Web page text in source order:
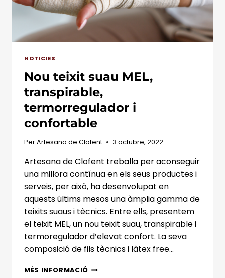
NOTICIES
Nou teixit suau MEL,
transpirable,
termorregulador i
confortable
PerArtesana de Clofent 3 octubre, 2022
Artesana de Clofent treballa per aconseguir
una millora contínua en els seus productes i
serveis, per això, ha desenvolupat en
aquests últims mesos una àmplia gamma de
teixits suaus i tècnics. Entre ells, presentem
el teixit MEL, un nou teixit suau, transpirable i
termoregulador d’elevat confort. La seva
composició de fils tècnics i làtex free…
MÉS INFORMACIÓNOU